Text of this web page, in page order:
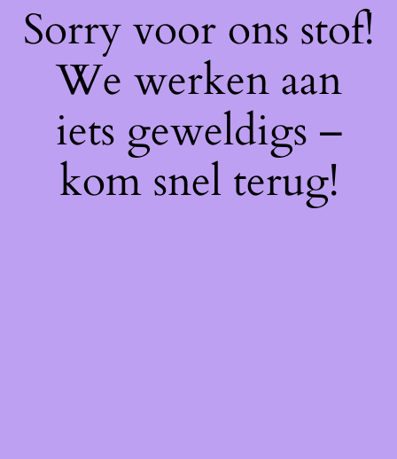
Sorry voor ons stof!
We werken aan
iets geweldigs –
kom snel terug!